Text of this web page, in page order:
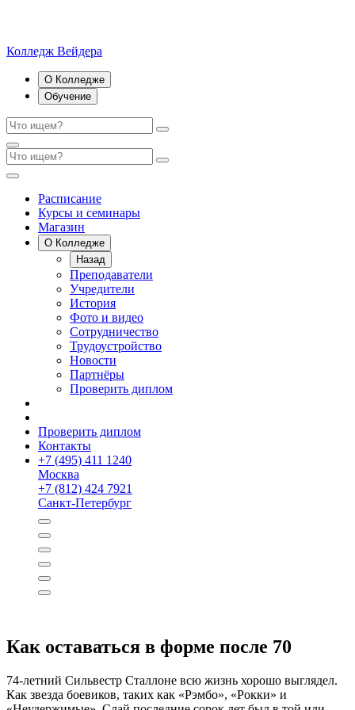
Колледж Вейдера
О Колледже
Обучение
Расписание
Курсы и семинары
Магазин
О Колледже
Назад
Преподаватели
Учредители
История
Фото и видео
Сотрудничество
Трудоустройство
Новости
Партнёры
Проверить диплом
Проверить диплом
Контакты
+7 (495) 411 1240
Москва
+7 (812) 424 7921
Санкт-Петербург
Как оставаться в форме после 70
74-летний Сильвестр Сталлоне всю жизнь хорошо выглядел.
Как звезда боевиков, таких как «Рэмбо», «Рокки» и